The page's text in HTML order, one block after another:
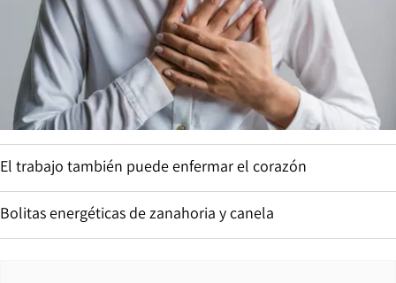
El trabajo también puede enfermar el corazón
Bolitas energéticas de zanahoria y canela